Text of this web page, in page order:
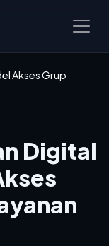
Akses Grup
Digital